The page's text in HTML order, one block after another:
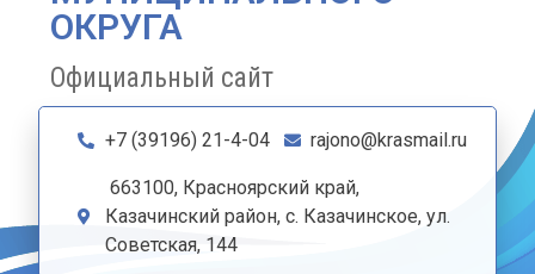
ОКРУГА
Официальный сайт
+7 (39196) 21-4-04 rajono@krasmail.ru
663100, Красноярский край,
Казачинский район, с. Казачинское, ул.
Советская, 144